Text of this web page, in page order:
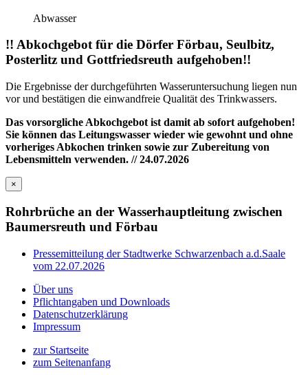
Abwasser
!! Abkochgebot für die Dörfer Förbau, Seulbitz,
Posterlitz und Gottfriedsreuth aufgehoben!!
Die Ergebnisse der durchgeführten Wasseruntersuchung liegen nun
vor und bestätigen die einwandfreie Qualität des Trinkwassers.
Das vorsorgliche Abkochgebot ist damit ab sofort aufgehoben!
Sie können das Leitungswasser wieder wie gewohnt und ohne
vorheriges Abkochen trinken sowie zur Zubereitung von
Lebensmitteln verwenden. // 24.07.2026
×
Rohrbrüche an der Wasserhauptleitung zwischen
Baumersreuth und Förbau
Pressemitteilung der Stadtwerke Schwarzenbach a.d.Saale
vom 22.07.2026
Über uns
Pflichtangaben und Downloads
Datenschutzerklärung
Impressum
zur Startseite
zum Seitenanfang